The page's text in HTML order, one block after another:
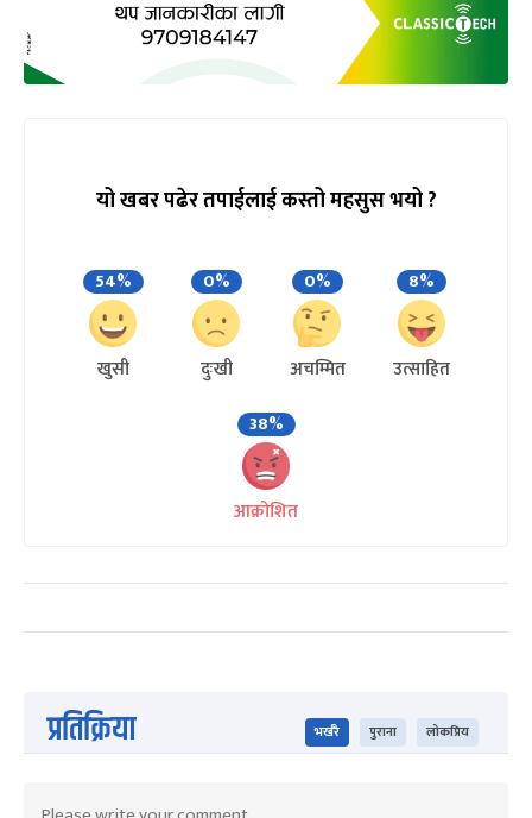
यो खबर पढेर तपाईलाई कस्तो महसुस भयो ?
54%
खुसी
0%
दुःखी
0%
अचम्मित
8%
उत्साहित
38%
आक्रोशित
प्रतिक्रिया भर्खरै पुराना लोकप्रिय